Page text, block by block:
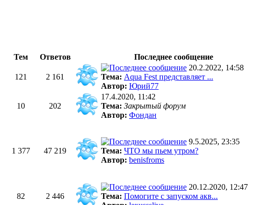
Тем Ответов
Последнее сообщение
121 2 161
20.2.2022, 14:58
Тема: Aqua Fest представляет ...
Автор: Юрий77
10 202
17.4.2020, 11:42
Тема: Закрытый форум
Автор: Фондан
1 377 47 219
9.5.2025, 23:35
Тема: ЧТО мы пьем утром?
Автор: benisfroms
82 2 446
20.12.2020, 12:47
Тема: Помогите с запуском акв...